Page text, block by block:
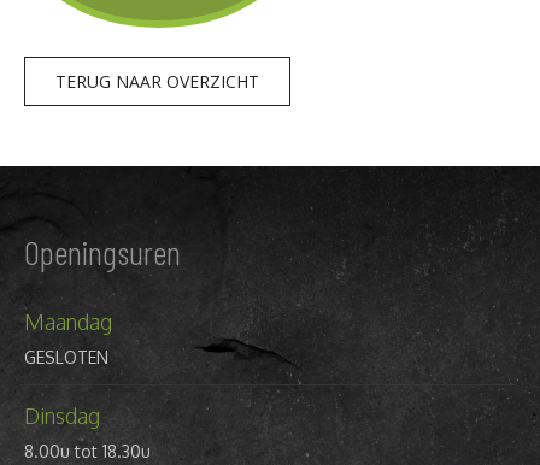
TERUG NAAR OVERZICHT
Openingsuren
Maandag
GESLOTEN
Dinsdag
8.00u tot 18.30u